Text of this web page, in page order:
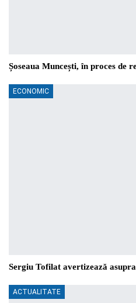
Șoseaua Muncești, în proces
ECONOMIC
Sergiu Tofilat avertizează
ACTUALITATE